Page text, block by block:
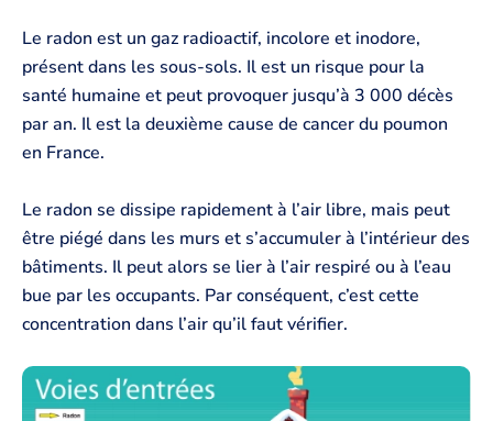
Le radon est un gaz radioactif, incolore et inodore,
présent dans les sous-sols. Il est un risque pour la
santé humaine et peut provoquer jusqu’à 3 000 décès
par an. Il est la deuxième cause de cancer du poumon
en France.
Le radon se dissipe rapidement à l’air libre, mais peut
être piégé dans les murs et s’accumuler à l’intérieur des
bâtiments. Il peut alors se lier à l’air respiré ou à l’eau
bue par les occupants. Par conséquent, c’est cette
concentration dans l’air qu’il faut vérifier.